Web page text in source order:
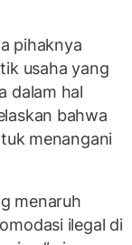
pihaknya
usaha yang
dalam hal
bahwa
menangani
menaruh
ilegal di